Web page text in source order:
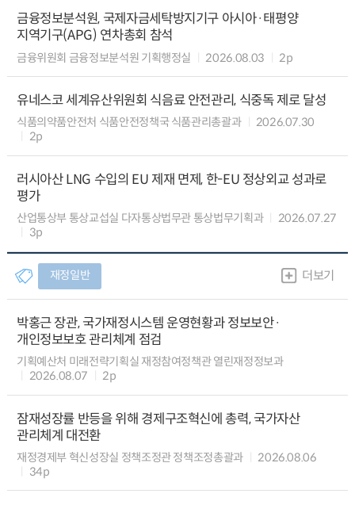
금융정보분석원, 국제자금세탁방지기구 아시아·태평양
지역기구(APG) 연차총회 참석
금융위원회 금융정보분석원 기획행정실 2026.08.03 2p
유네스코 세계유산위원회 식음료 안전관리, 식중독 제로 달성
식품의약품안전처 식품안전정책국 식품관리총괄과
2026.07.30
2p
러시아산 LNG 수입의 EU 제재 면제, 한-EU 정상외교 성과로
평가
산업통상부 통상교섭실 다자통상법무관 통상법무기획과
2026.07.27
3p
재정일반 더보기
박홍근 장관, 국가재정시스템 운영현황과 정보보안·
개인정보보호 관리체계 점검
기획예산처 미래전략기획실 재정참여정책관 열린재정정보과
2026.08.07
2p
잠재성장률 반등을 위해 경제구조혁신에 총력, 국가자산
관리체계 대전환
재정경제부 혁신성장실 정책조정관 정책조정총괄과
2026.08.06
34p